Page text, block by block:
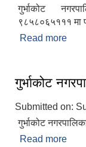
गुर्भाकोट
९८५८०६५१११ मा
Read more
गुर्भाकोट
Submitted on:
गुर्भाकोट
Read more